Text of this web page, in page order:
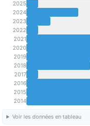
2025
2024
2023
2022
2021
2020
2019
2018
2017
2016
2015
2014
Voir les données en tableau